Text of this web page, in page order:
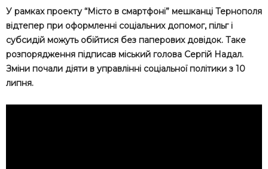
У рамках проекту “Місто в смартфоні” мешканці Тернополя
відтепер при оформленні соціальних допомог, пільг і
субсидій можуть обійтися без паперових довідок. Таке
розпорядження підписав міський голова Сергій Надал.
Зміни почали діяти в управлінні соціальної політики з 10
липня.